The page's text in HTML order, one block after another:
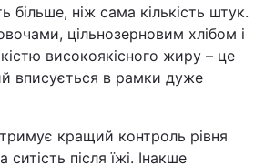
більше, ніж сама кількість штук.
цільнозерновим хлібом і
високоякісного жиру – це
вписується в рамки дуже
кращий контроль рівня
ситість після їжі. Інакше